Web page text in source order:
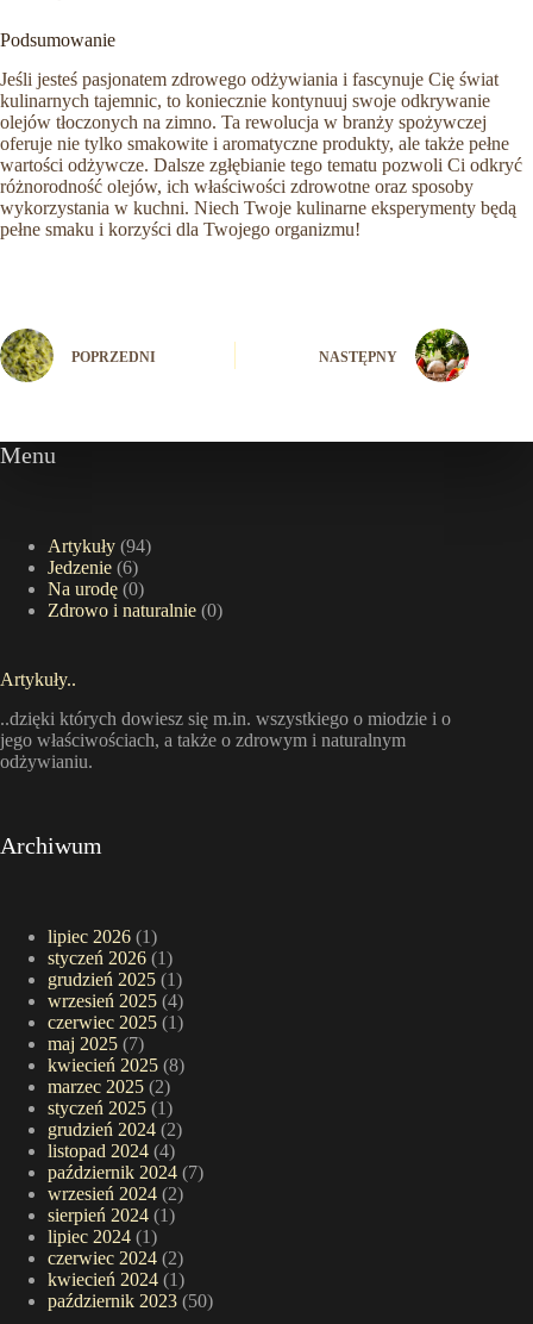
Podsumowanie
Jeśli jesteś pasjonatem zdrowego odżywiania i fascynuje Cię świat
kulinarnych tajemnic, to koniecznie kontynuuj swoje odkrywanie
olejów tłoczonych na zimno. Ta rewolucja w branży spożywczej
oferuje nie tylko smakowite i aromatyczne produkty, ale także pełne
wartości odżywcze. Dalsze zgłębianie tego tematu pozwoli Ci odkryć
różnorodność olejów, ich właściwości zdrowotne oraz sposoby
wykorzystania w kuchni. Niech Twoje kulinarne eksperymenty będą
pełne smaku i korzyści dla Twojego organizmu!
POPRZEDNI NASTĘPNY
Menu
Artykuły (94)
Jedzenie (6)
Na urodę (0)
Zdrowo i naturalnie (0)
Artykuły..
..dzięki których dowiesz się m.in. wszystkiego o miodzie i o
jego właściwościach, a także o zdrowym i naturalnym
odżywianiu.
Archiwum
lipiec 2026 (1)
styczeń 2026 (1)
grudzień 2025 (1)
wrzesień 2025 (4)
czerwiec 2025 (1)
maj 2025 (7)
kwiecień 2025 (8)
marzec 2025 (2)
styczeń 2025 (1)
grudzień 2024 (2)
listopad 2024 (4)
październik 2024 (7)
wrzesień 2024 (2)
sierpień 2024 (1)
lipiec 2024 (1)
czerwiec 2024 (2)
kwiecień 2024 (1)
październik 2023 (50)